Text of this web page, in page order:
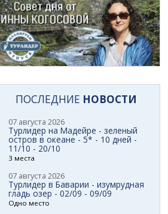
ПОСЛЕДНИЕ НОВОСТИ
07 августа 2026
Турлидер на Мадейре - зеленый
остров в океане - 5* - 10 дней -
11/10 - 20/10
3 места
07 августа 2026
Турлидер в Баварии - изумрудная
гладь озер - 02/09 - 09/09
Одно место